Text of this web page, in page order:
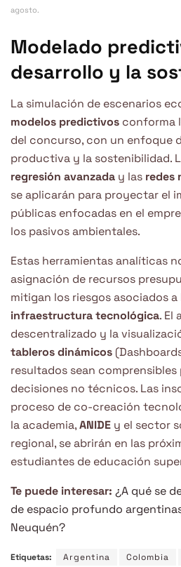
agosto.
Modelado
desarrollo y la
La simulación de escenarios
modelos predictivos conforma
del concurso, con un enfoque
productiva y la sostenibilidad.
regresión avanzada y las redes
se aplicarán para proyectar el
públicas enfocadas en el
los pasivos ambientales.
Estas herramientas analíticas
asignación de recursos
mitigan los riesgos asociados a
infraestructura tecnológica. El
descentralizado y la
tableros dinámicos
resultados sean
decisiones no técnicos. Las
proceso de co-creación
la academia,ANIDE y el sector
regional, se abrirán en las
estudiantes de educación
Te puede interesar: ¿A qué se
de espacio profundo
Neuquén?
Etiquetas: Argentina Colombia